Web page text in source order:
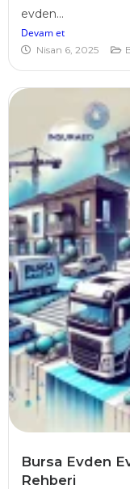
evden...
Devam et
Nisan 6, 2025
Bursa Evden
Rehberi